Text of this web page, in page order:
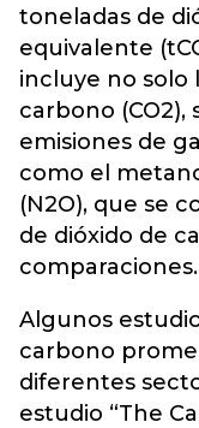
toneladas de
equivalente
incluye no solo
carbono
emisiones de
como el
(N2O), que se
de dióxido de
comparaciones.
Algunos
carbono
diferentes
estudio “The